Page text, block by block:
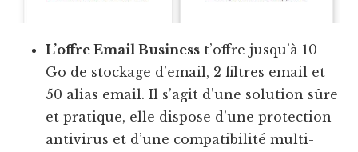
L’offre Email Business t’offre jusqu’à 10
Go de stockage d’email, 2 filtres email et
50 alias email. Il s’agit d’une solution sûre
et pratique, elle dispose d’une protection
antivirus et d’une compatibilité multi-